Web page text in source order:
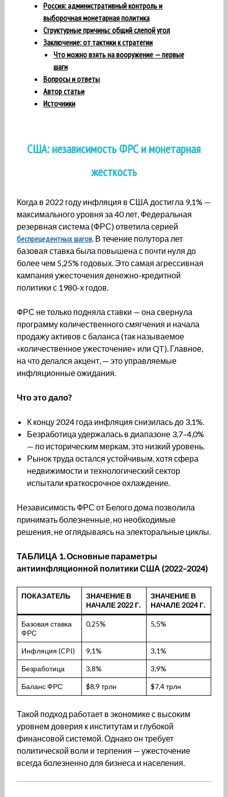
Россия: административный контроль и
выборочная монетарная политика
Структурные причины: общий слепой угол
Заключение: от тактики к стратегии
Что можно взять на вооружение — первые
шаги
Вопросы и ответы
Автор статьи
Источники
США: независимость ФРС и монетарная
жесткость
Когда в 2022 году инфляция в США достигла 9,1% —
максимального уровня за 40 лет, Федеральная
резервная система (ФРС) ответила серией
беспрецедентных шагов. В течение полутора лет
базовая ставка была повышена с почти нуля до
более чем 5,25% годовых. Это самая агрессивная
кампания ужесточения денежно-кредитной
политики с 1980-х годов.
ФРС не только подняла ставки — она свернула
программу количественного смягчения и начала
продажу активов с баланса (так называемое
«количественное ужесточение» или QT). Главное,
на что делался акцент, — это управляемые
инфляционные ожидания.
Что это дало?
К концу 2024 года инфляция снизилась до 3,1%.
Безработица удержалась в диапазоне 3,7–4,0%
— по историческим меркам, это низкий уровень.
Рынок труда остался устойчивым, хотя сфера
недвижимости и технологический сектор
испытали краткосрочное охлаждение.
Независимость ФРС от Белого дома позволила
принимать болезненные, но необходимые
решения, не оглядываясь на электоральные циклы.
ТАБЛИЦА 1. Основные параметры
антиинфляционной политики США (2022–2024)
ПОКАЗАТЕЛЬ
ЗНАЧЕНИЕ В
НАЧАЛЕ 2022 Г.
ЗНАЧЕНИЕ В
НАЧАЛЕ 2024 Г.
Базовая ставка
ФРС
0,25% 5,5%
Инфляция (CPI) 9,1% 3,1%
Безработица 3,8% 3,9%
Баланс ФРС $8,9 трлн $7,4 трлн
Такой подход работает в экономике с высоким
уровнем доверия к институтам и глубокой
финансовой системой. Однако он требует
политической воли и терпения — ужесточение
всегда болезненно для бизнеса и населения.